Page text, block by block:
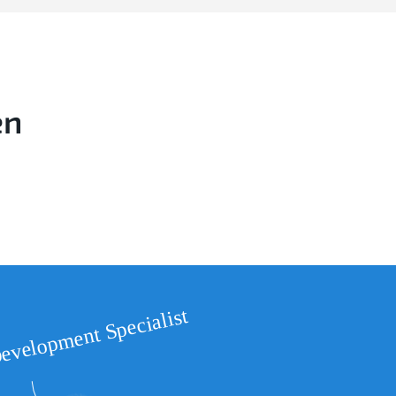
Specialist